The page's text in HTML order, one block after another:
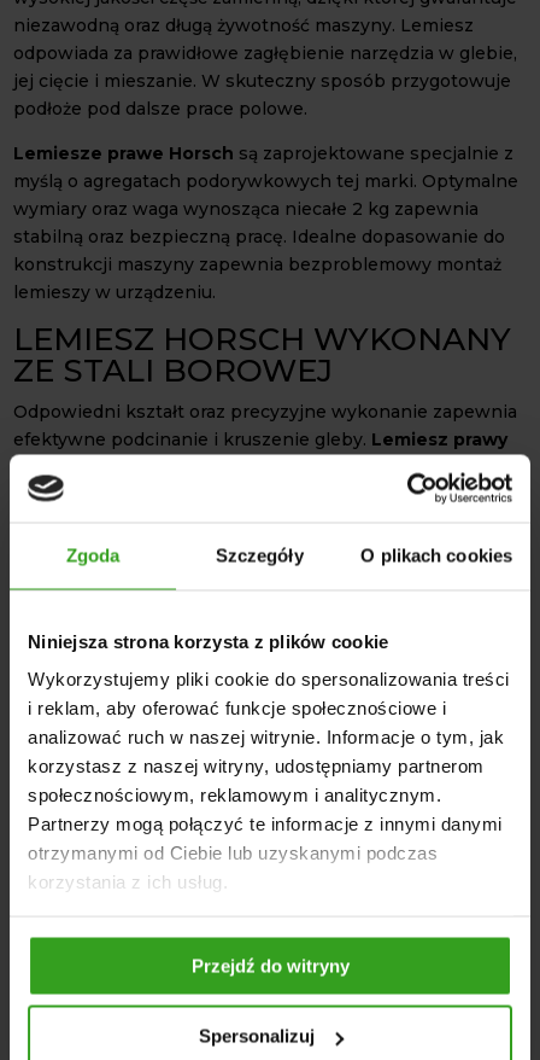
Zgoda Szczegóły O plikach cookies
Niniejsza strona korzysta z plików cookie
Wykorzystujemy pliki cookie do spersonalizowania treści
i reklam, aby oferować funkcje społecznościowe i
analizować ruch w naszej witrynie. Informacje o tym, jak
korzystasz z naszej witryny, udostępniamy partnerom
społecznościowym, reklamowym i analitycznym.
Partnerzy mogą połączyć te informacje z innymi danymi
otrzymanymi od Ciebie lub uzyskanymi podczas
korzystania z ich usług.
Przejdź do witryny
Spersonalizuj
niezawodną oraz długą żywotność maszyny. Lemiesz
odpowiada za prawidłowe zagłębienie narzędzia w glebie,
jej cięcie i mieszanie. W skuteczny sposób przygotowuje
podłoże pod dalsze prace polowe.
Lemiesze prawe Horsch są zaprojektowane specjalnie z
myślą o agregatach podorywkowych tej marki. Optymalne
wymiary oraz waga wynosząca niecałe 2 kg zapewnia
stabilną oraz bezpieczną pracę. Idealne dopasowanie do
konstrukcji maszyny zapewnia bezproblemowy montaż
lemieszy w urządzeniu.
LEMIESZ HORSCH WYKONANY
ZE STALI BOROWEJ
Odpowiedni kształt oraz precyzyjne wykonanie zapewnia
efektywne podcinanie i kruszenie gleby. Lemiesz prawy
wykonany jest z wysokiej jakości stali borowej.
Charakteryzuje się dzięki temu zwiększoną twardością, co
w różnych warunkach polowych, również w twardszej
pracy w ekstremalnych warunkach. Wykonanie zgodnie z
zaleceniami producenta oraz z odpowiednich materiałów
ogranicza częstotliwość wymiany tego elementu
roboczego. Dzięki długiej żywotności części wymiany są
rzadsze, co obniża koszty eksploatacji.
DANE TECHNICZNE
Produkt: Lemiesz Horsch
Wymiary: 17,6 × 8,8 × 11,5 cm
Waga: 1,97 kg
NASI KLIENCI WYBIERALI RÓWNIEŻ